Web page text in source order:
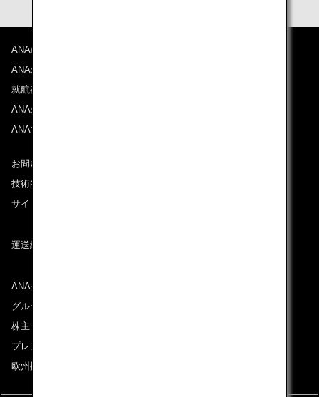
ANAについて
ANAからのお知らせ
就航都市
ANAがお約束する体験
ANAマイレージクラブ
お問い合わせ
技術的なお問い合わせ（推奨環境）
サイトマップ
運送約款
ANAグループについて
グループ企業一覧
株主・投資家情報
プレスリリース
欧州採用情報